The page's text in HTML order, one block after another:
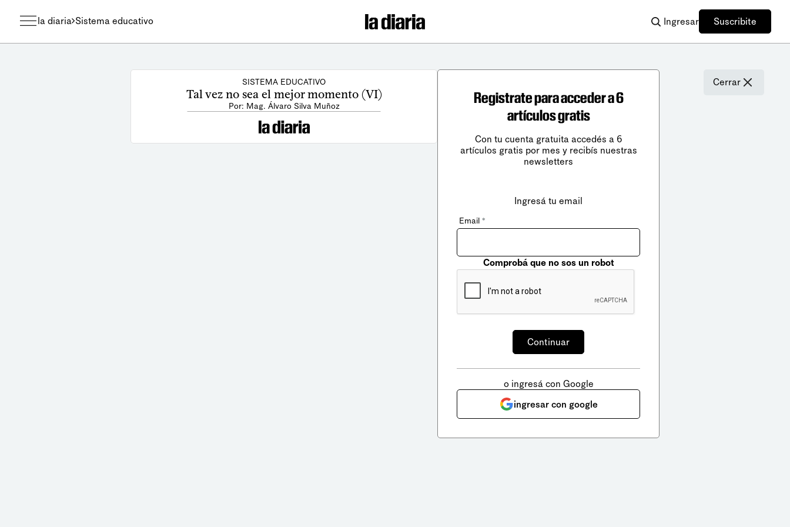
la diaria Sistema educativo Ingresar Suscribite
SISTEMA EDUCATIVO
Tal vez no sea el mejor momento (VI)
Por: Mag. Álvaro Silva Muñoz
Cerrar
Registrate para acceder a 6
artículos gratis
Con tu cuenta gratuita accedés a 6
artículos gratis por mes y recibís nuestras
newsletters
Ingresá tu email
Email *
Comprobá que no sos un robot
o ingresá con Google
ingresar con google